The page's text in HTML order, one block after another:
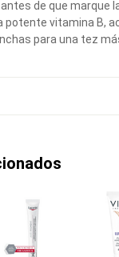
de que marque
potente vitamina B,
para una tez